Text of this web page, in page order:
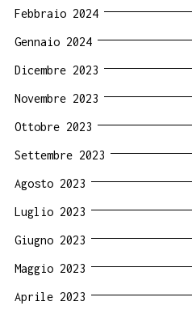
Febbraio 2024
Gennaio 2024
Dicembre 2023
Novembre 2023
Ottobre 2023
Settembre 2023
Agosto 2023
Luglio 2023
Giugno 2023
Maggio 2023
Aprile 2023